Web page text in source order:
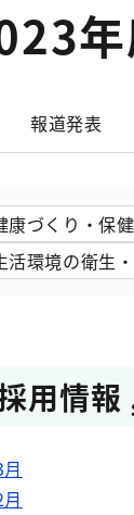
報道発表
康づくり・保
活環境の衛生
用情報